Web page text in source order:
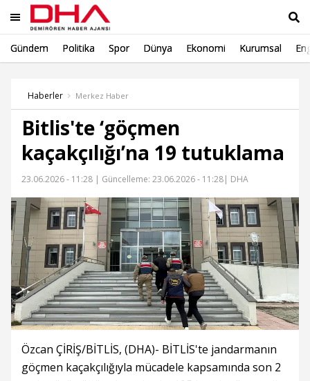
Gündem Politika Spor Dünya Ekonomi Kurumsal
Haberler Merkez Haber
Bitlis'te ‘göçmen
kaçakçılığı’na 19 tutuklama
23.06.2026 - 11:28 | Güncelleme: 23.06.2026 - 11:28| DHA
Özcan ÇİRİŞ/BİTLİS, (DHA)- BİTLİS'te jandarmanın
göçmen kaçakçılığıyla mücadele kapsamında son 2